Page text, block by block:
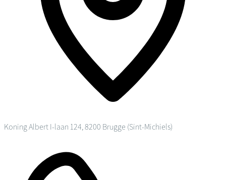
Koning Albert I-laan 124, 8200 Brugge (Sint-Michiels)